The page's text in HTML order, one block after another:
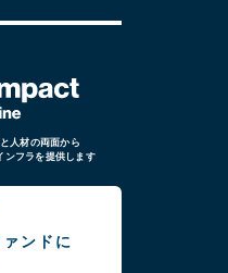
人材の両面から
ンフラを提供します
ンドに